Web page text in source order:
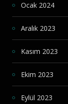
Ocak 2024
Aralık 2023
Kasım 2023
Ekim 2023
Eylül 2023